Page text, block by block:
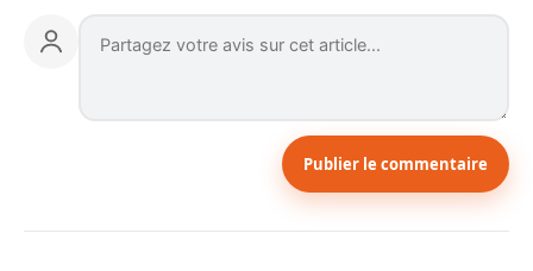
Publier le commentaire